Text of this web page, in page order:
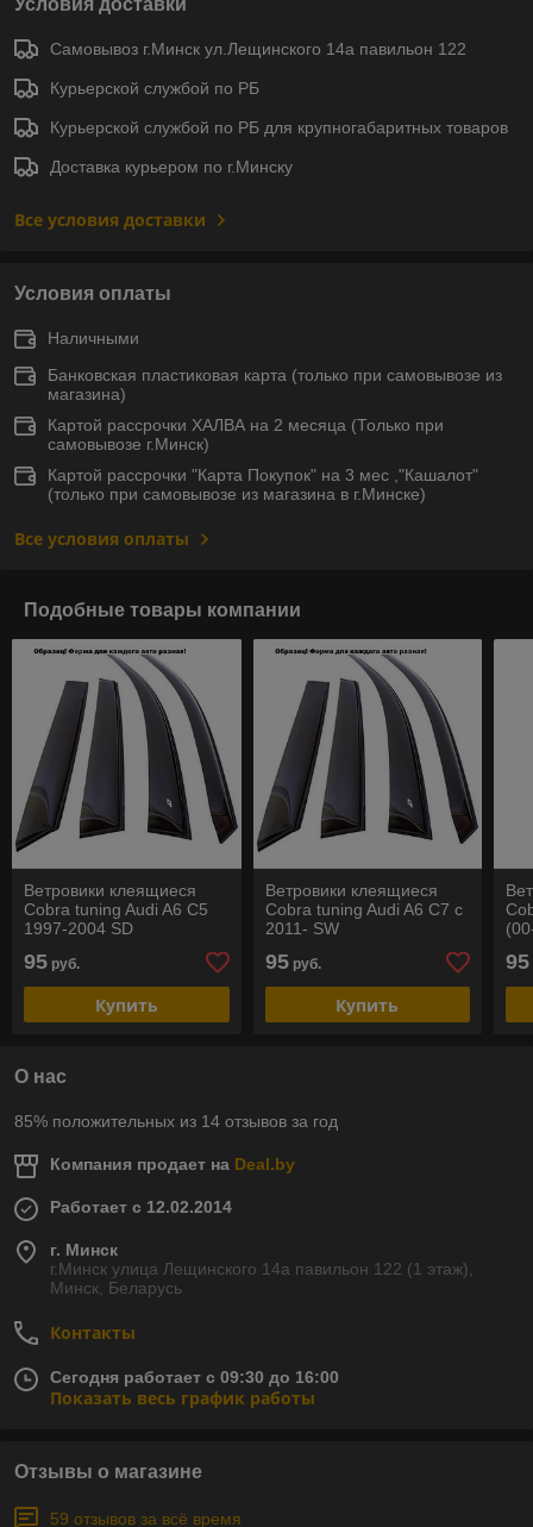
Самовывоз г.Минск ул.Лещинского 14а павильон 122
Курьерской службой по РБ
Курьерской службой по РБ для крупногабаритных товаров
Доставка курьером по г.Минску
Все условия доставки
Условия оплаты
Наличными
Банковская пластиковая карта (только при самовывозе из
магазина)
Картой рассрочки ХАЛВА на 2 месяца (Только при
самовывозе г.Минск)
Картой рассрочки "Карта Покупок" на 3 мес ,"Кашалот"
(только при самовывозе из магазина в г.Минске)
Все условия оплаты
Подобные товары компании
Ветровики клеящиеся
Cobra tuning Audi A6 C5
1997-2004 SD
95 руб.
Купить
Ветровики клеящиеся
Cobra tuning Audi A6 C7 с
2011- SW
95руб.
Купить
95
О нас
85% положительных из 14 отзывов за год
Компания продает на Deal.by
Работает с 12.02.2014
г. Минск
г.Минск улица Лещинского 14а павильон 122 (1 этаж),
Минск, Беларусь
Контакты
Сегодня работает с 09:30 до 16:00
Показать весь график работы
Отзывы о магазине
59 отзывов за всё время